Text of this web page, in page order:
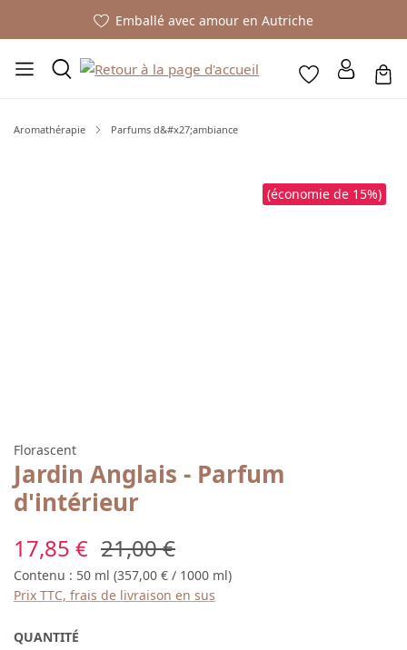
Emballé avec amour en Autriche
Aromathérapie Parfums d&#x27;ambiance
(économie de 15%)
Florascent
Jardin Anglais - Parfum
d'intérieur
Prix de vente :
17,85 € Prix régulier :
21,00 €
Contenu : 50 ml (357,00 € / 1000 ml)
Prix TTC, frais de livraison en sus
QUANTITÉ